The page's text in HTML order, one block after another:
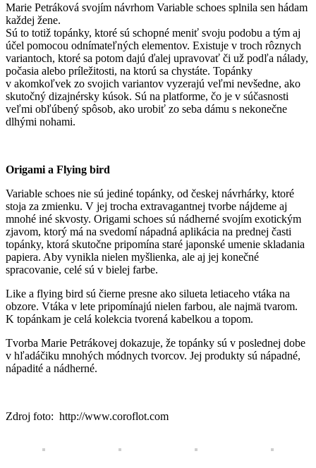
Marie Petráková svojím návrhom Variable schoes splnila sen hádam
každej žene.
Sú to totiž topánky, ktoré sú schopné meniť svoju podobu a tým aj
účel pomocou odnímateľných elementov. Existuje v troch rôznych
variantoch, ktoré sa potom dajú ďalej upravovať či už podľa nálady,
počasia alebo príležitosti, na ktorú sa chystáte. Topánky
v akomkoľvek zo svojich variantov vyzerajú veľmi nevšedne, ako
skutočný dizajnérsky kúsok. Sú na platforme, čo je v súčasnosti
veľmi obľúbený spôsob, ako urobiť zo seba dámu s nekonečne
dlhými nohami.
Origami a Flying bird
Variable schoes nie sú jediné topánky, od českej návrhárky, ktoré
stoja za zmienku. V jej trocha extravagantnej tvorbe nájdeme aj
mnohé iné skvosty. Origami schoes sú nádherné svojím exotickým
zjavom, ktorý má na svedomí nápadná aplikácia na prednej časti
topánky, ktorá skutočne pripomína staré japonské umenie skladania
papiera. Aby vynikla nielen myšlienka, ale aj jej konečné
spracovanie, celé sú v bielej farbe.
Like a flying bird sú čierne presne ako silueta letiaceho vtáka na
obzore. Vtáka v lete pripomínajú nielen farbou, ale najmä tvarom.
K topánkam je celá kolekcia tvorená kabelkou a topom.
Tvorba Marie Petrákovej dokazuje, že topánky sú v poslednej dobe
v hľadáčiku mnohých módnych tvorcov. Jej produkty sú nápadné,
nápadité a nádherné.
Zdroj foto: http://www.coroflot.com